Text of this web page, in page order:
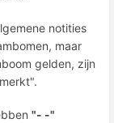
notities
maar
gelden, zijn
"- -"